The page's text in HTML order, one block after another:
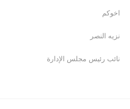
اخوكم
نزيه النصر
نائب رئيس مجلس الإدارة